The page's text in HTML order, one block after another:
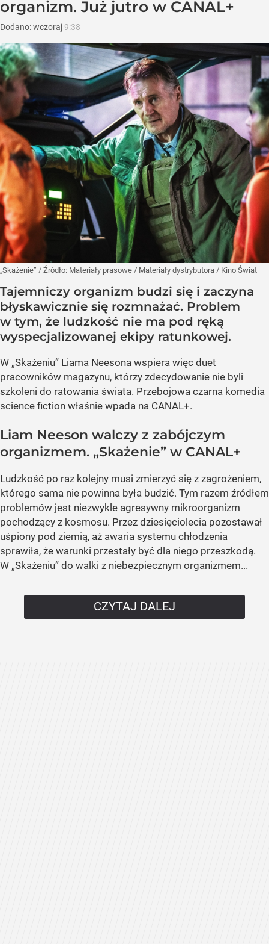
organizm. Już jutro w CANAL+
Dodano:wczoraj 9:38
„Skażenie” / Źródło: Materiały prasowe / Materiały dystrybutora / Kino Świat
Tajemniczy organizm budzi się i zaczyna
błyskawicznie się rozmnażać. Problem
w tym, że ludzkość nie ma pod ręką
wyspecjalizowanej ekipy ratunkowej.
W „Skażeniu” Liama Neesona wspiera więc duet
pracowników magazynu, którzy zdecydowanie nie byli
szkoleni do ratowania świata. Przebojowa czarna komedia
science fiction właśnie wpada na CANAL+.
Liam Neeson walczy z zabójczym
organizmem. „Skażenie” w CANAL+
Ludzkość po raz kolejny musi zmierzyć się z zagrożeniem,
którego sama nie powinna była budzić. Tym razem źródłem
problemów jest niezwykle agresywny mikroorganizm
pochodzący z kosmosu. Przez dziesięciolecia pozostawał
uśpiony pod ziemią, aż awaria systemu chłodzenia
sprawiła, że warunki przestały być dla niego przeszkodą.
W „Skażeniu” do walki z niebezpiecznym organizmem...
CZYTAJ DALEJ